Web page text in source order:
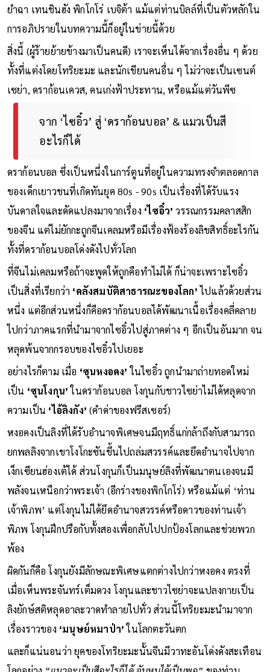
ยำฉา เทนชินฮัง พิกโกโร่ เบจิต้า แม้แต่ท่านบิลล์ที่เป็นตัวหลักใน
การอภิปรายในบทความนี้ก็อยู่ในข่ายนี้ด้วย
สิ่งนี้ (ผู้ร้ายย้ายข้างมาเป็นคนดี) เราจะเห็นได้จากเรื่องอื่น ๆ ด้วย
ทั้งที่แต่งโดยโทริยะมะ และนักเขียนคนอื่น ๆ ไม่ว่าจะเป็นเซนต์
เซย่า, ดราก้อนเควส, คนเก่งฟ้าประทาน, หรือแม้แต่วันพีซ
จาก ‘ไซอิ๋ว’ สู่ ‘ดราก้อนบอล’ & แมวเป็นสี
อะไรก็ได้
ดราก้อนบอล ซึ่งเป็นหนึ่งในการ์ตูนที่อยู่ในความทรงจำตลอดกาล
ของเด็กเยาวชนที่เกิดทันยุค 80s - 90s เป็นเรื่องที่ได้รับแรง
บันดาลใจและดัดแปลงมาจากเรื่อง ‘ไซอิ๋ว’วรรณกรรมคลาสสิก
ของจีน แต่ไม่ยักกะถูกจีนเคลมหรือมีเรื่องฟ้องร้องลิขสิทธิ์อะไรกัน
ทั้งที่ดราก้อนบอลโด่งดังไปทั่วโลก
ที่จีนไม่เคลมหรือถ้าจะพูดให้ถูกคือทำไม่ได้ ก็น่าจะเพราะไซอิ๋ว
เป็นสิ่งที่เรียกว่า ‘คลังสมบัติสาธารณะของโลก’ไปแล้วด้วยส่วน
หนึ่ง แต่อีกส่วนหนึ่งก็คือดราก้อนบอลได้พัฒนาเนื้อเรื่องคลี่คลาย
ไปกว่าภาคแรกที่นำมาจากไซอิ๋วไปสู่ภาคต่าง ๆ อีกเป็นอันมาก จน
หลุดพ้นจากกรอบของไซอิ๋วไปเยอะ
อย่างไรก็ตาม เมื่อ ‘ซุนหงอคง’ ในไซอิ๋ว ถูกนำมาถ่ายทอดใหม่
เป็น ‘ซุนโงกุน’ในดราก้อนบอล โงกุนกับชาวไซย่าไม่ได้หลุดจาก
ความเป็น ‘ไอ้ลิงกัง’ (คำด่าของฟรีสเซอร์)
หงอคงเป็นลิงที่ได้รับอำนาจพิเศษจนมีฤทธิ์แก่กล้าถึงกับสามารถ
ยกพลลิงจากเขาโงโกะซันขึ้นไปถล่มสวรรค์และยึดอำนาจไปจาก
เง็กเซียนฮ่องเต้ได้ ส่วนโงกุนก็เป็นมนุษย์ลิงที่พัฒนาตนเองจนมี
พลังจนเหนือกว่าพระเจ้า (อีกร่างของพิกโกโร่) หรือแม้แต่ ‘ท่าน
เจ้าพิภพ’ แต่โงกุนไม่ได้ยึดอำนาจสวรรค์หรือดาวของท่านเจ้า
พิภพ โงกุนฝึกปรือกับทั้งสองเพื่อกลับไปปกป้องโลกและช่วยพวก
พ้อง
ผิดกันก็คือ โงกุนยังมีลักษณะพิเศษแตกต่างไปกว่าหงอคง ตรงที่
เมื่อเห็นพระจันทร์เต็มดวง โงกุนและชาวไซย่าจะแปลงกายเป็น
ลิงยักษ์สติหลุดอาละวาดทำลายไปทั่ว ส่วนนี้โทริยะมะนำมาจาก
เรื่องราวของ ‘มนุษย์หมาป่า’ในโลกตะวันตก
และก็แน่นอนว่า ยุคของโทริยะมะนั้นจีนมีวาทะอันโด่งดังสะเทือน